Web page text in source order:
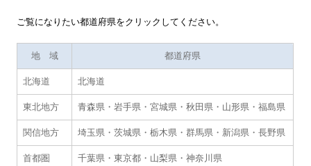
社会福祉法人会計Q&A
FX4クラウド(社福)
セミナー案内
お役立ちコーナー
ご覧になりたい都道府県をクリックしてください。
地 域 都道府県
北海道 北海道
東北地方 青森県 ・岩手県 ・宮城県 ・秋田県 ・ 山形県 ・福島県
関信地方 埼玉県 ・茨城県 ・栃木県 ・群馬県 ・ 新潟県 ・長野県
首都圏 千葉県 ・東京都 ・ 山梨県 ・神奈川県